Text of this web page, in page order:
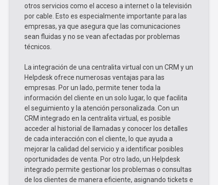
otros servicios como el acceso a internet o la televisión
por cable. Esto es especialmente importante para las
empresas, ya que asegura que las comunicaciones
sean fluidas y no se vean afectadas por problemas
técnicos.
La integración de una centralita virtual con un CRM y un
Helpdesk ofrece numerosas ventajas para las
empresas. Por un lado, permite tener toda la
información del cliente en un solo lugar, lo que facilita
el seguimiento y la atención personalizada. Con un
CRM integrado en la centralita virtual, es posible
acceder al historial de llamadas y conocer los detalles
de cada interacción con el cliente, lo que ayuda a
mejorar la calidad del servicio y a identificar posibles
oportunidades de venta. Por otro lado, un Helpdesk
integrado permite gestionar los problemas o consultas
de los clientes de manera eficiente, asignando tickets e